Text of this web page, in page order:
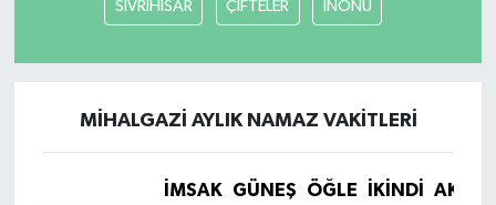
SİVRİHİSAR ÇİFTELER İNÖNÜ
MİHALGAZİ AYLIK NAMAZ VAKITLERI
İMSAK GÜNEŞ ÖĞLE İKINDI